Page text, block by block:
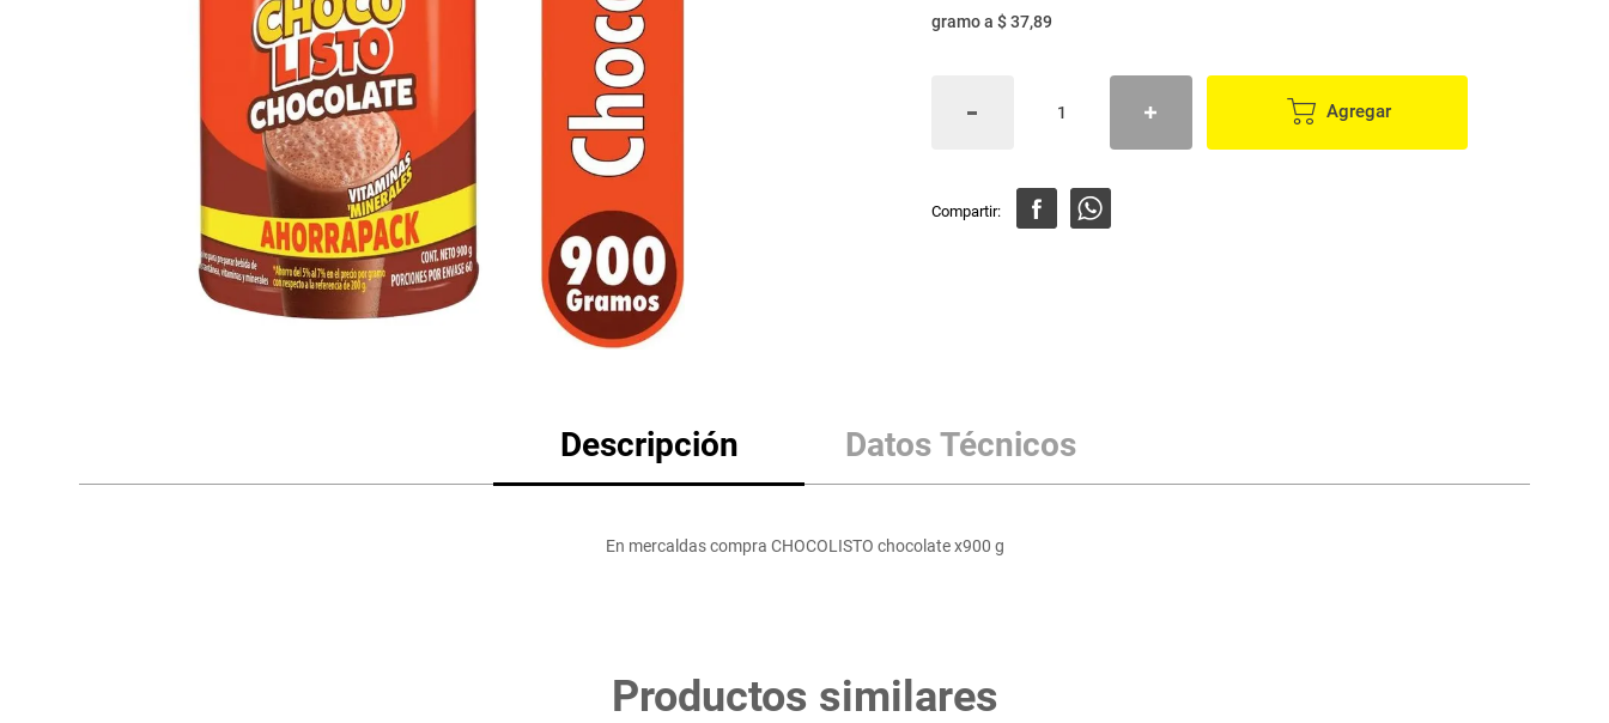
vinos y licores
cuidado del bebé
otros
gramoa $ 37,89
Agregar
Descripción Datos Técnicos
En mercaldas compra CHOCOLISTO chocolate x900 g
Productos similares